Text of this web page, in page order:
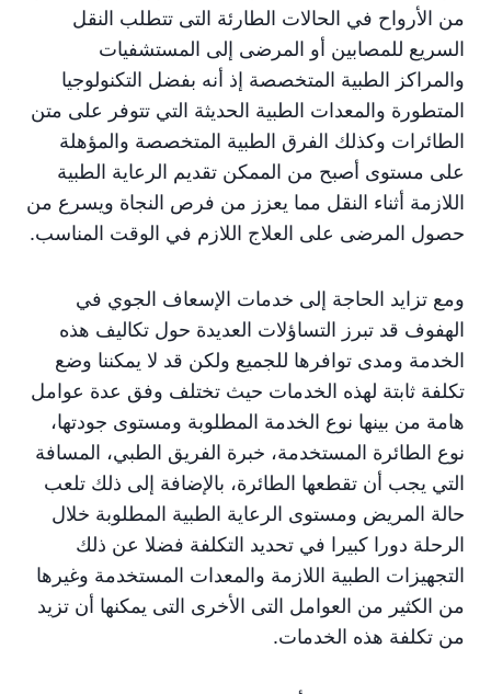
من الأرواح في الحالات الطارئة التى تتطلب النقل
السريع للمصابين أو المرضى إلى المستشفيات
والمراكز الطبية المتخصصة إذ أنه بفضل التكنولوجيا
المتطورة والمعدات الطبية الحديثة التي تتوفر على متن
الطائرات وكذلك الفرق الطبية المتخصصة والمؤهلة
على مستوى أصبح من الممكن تقديم الرعاية الطبية
اللازمة أثناء النقل مما يعزز من فرص النجاة ويسرع من
حصول المرضى على العلاج اللازم في الوقت المناسب.
ومع تزايد الحاجة إلى خدمات الإسعاف الجوي في
الهفوف قد تبرز التساؤلات العديدة حول تكاليف هذه
الخدمة ومدى توافرها للجميع ولكن قد لا يمكننا وضع
تكلفة ثابتة لهذه الخدمات حيث تختلف وفق عدة عوامل
هامة من بينها نوع الخدمة المطلوبة ومستوى جودتها،
نوع الطائرة المستخدمة، خبرة الفريق الطبي، المسافة
التي يجب أن تقطعها الطائرة، بالإضافة إلى ذلك تلعب
حالة المريض ومستوى الرعاية الطبية المطلوبة خلال
الرحلة دورا كبيرا في تحديد التكلفة فضلا عن ذلك
التجهيزات الطبية اللازمة والمعدات المستخدمة وغيرها
من الكثير من العوامل التى الأخرى التى يمكنها أن تزيد
من تكلفة هذه الخدمات.